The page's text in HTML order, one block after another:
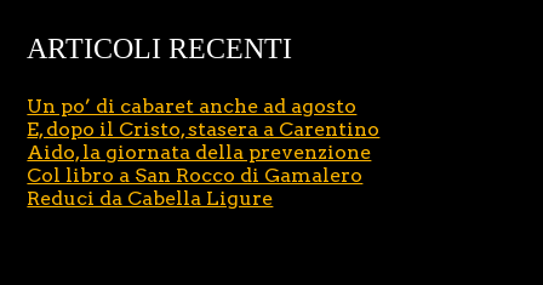
ARTICOLI RECENTI
Un po’ di cabaret anche ad agosto
E, dopo il Cristo, stasera a Carentino
Aido, la giornata della prevenzione
Col libro a San Rocco di Gamalero
Reduci da Cabella Ligure